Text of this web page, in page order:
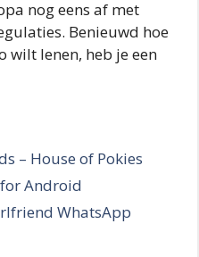
nog eens af met
Benieuwd hoe
wilt lenen, heb je een
– House of Pokies
Android
WhatsApp